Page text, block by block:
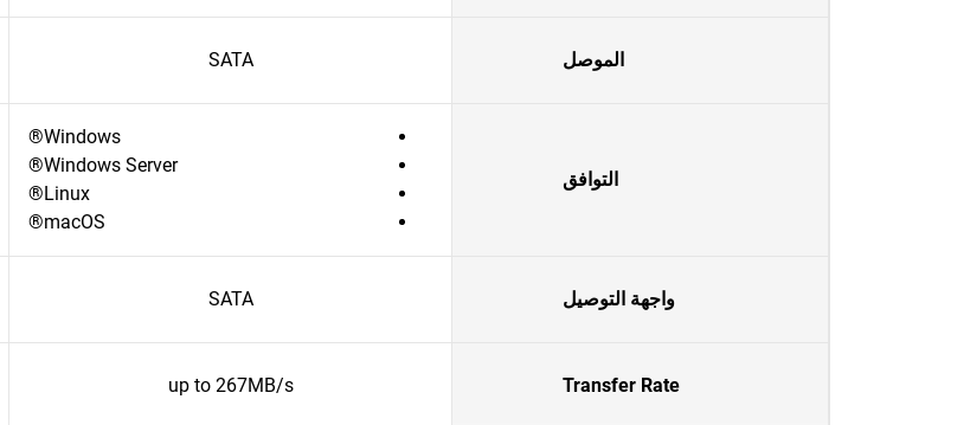
الموصل SATA
التوافق
Windows®
Windows Server®
Linux®
macOS®
واجهة التوصيل SATA
Transfer Rate
up to 267MB/s